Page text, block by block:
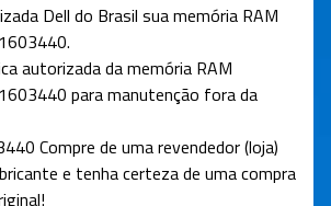
Dell do Brasil sua memória RAM
.
autorizada da memória RAM
para manutenção fora da
Compre de uma revendedor (loja)
e tenha certeza de uma compra